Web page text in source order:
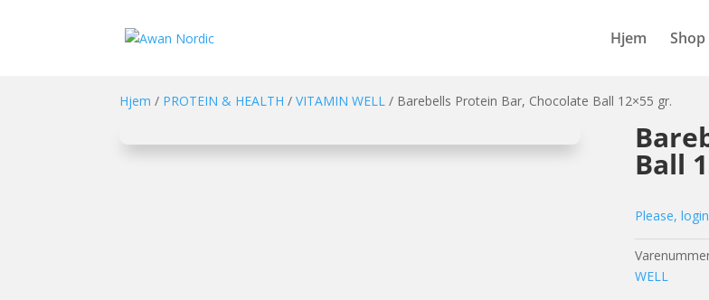
Hjem Shop
Hjem / PROTEIN & HEALTH / VITAMIN WELL / Barebells Protein Bar, Chocolate Ball 12×55 gr.
Ball
Please,
WELL